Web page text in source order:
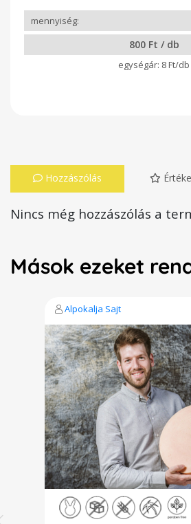
800 Ft / db
8 Ft/db
Hozzászólás
Nincs még hozzászólás a
Mások ezeket
Alpokalja Sajt